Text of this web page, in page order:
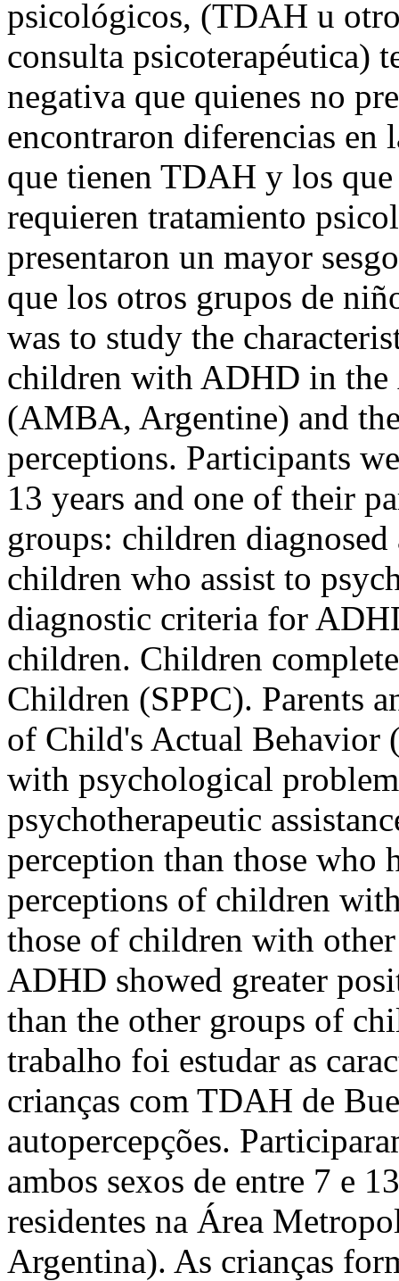
psicológicos, (TDAH u
consulta psicoterapéutica)
negativa que quienes no
encontraron diferencias en
que tienen TDAH y los
requieren tratamiento
presentaron un mayor
que los otros grupos de
was to study the
children with ADHD in the
(AMBA, Argentine) and
perceptions. Participants
13 years and one of their
groups: children
children who assist to
diagnostic criteria for
children. Children
Children (SPPC). Parents
of Child's Actual Behavior
with psychological
psychotherapeutic
perception than those
perceptions of children
those of children with
ADHD showed greater
than the other groups of
trabalho foi estudar as
crianças com TDAH de
autopercepções.
ambos sexos de entre 7 e
residentes na Área
Argentina). As crianças